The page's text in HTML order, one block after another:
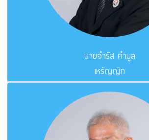
นายจำรัส คำมูล
เหรัญญิก